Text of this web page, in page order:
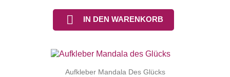
 IN DEN WARENKORB
Aufkleber Mandala Des Glücks